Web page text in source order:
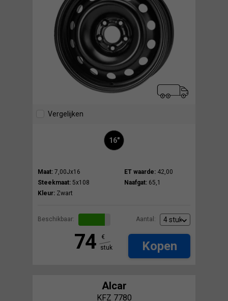
Vergelijken
16"
Maat: 7,00Jx16 ET waarde: 42,00
Steekmaat: 5x108 Naafgat: 65,1
Kleur: Zwart
Beschikbaar: Aantal:
74
€
stuk
Kopen
Alcar
KFZ 7780